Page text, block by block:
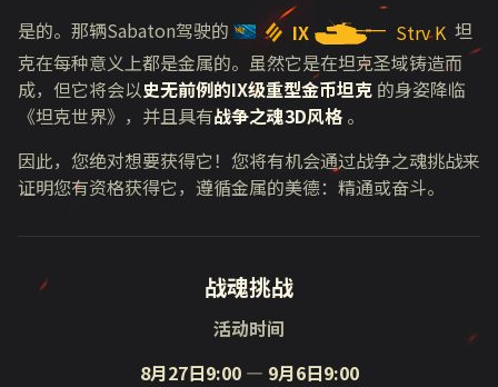
是的。那辆Sabaton驾驶的 IX Strv K 坦
克在每种意义上都是金属的。虽然它是在坦克圣域铸造而
成，但它将会以史无前例的IX级重型金币坦克 的身姿降临
《坦克世界》，并且具有战争之魂3D风格 。
因此，您绝对想要获得它！您将有机会通过战争之魂挑战来
证明您有资格获得它，遵循金属的美德：精通或奋斗。
战魂挑战
活动时间
8月27日9:00 — 9月6日9:00